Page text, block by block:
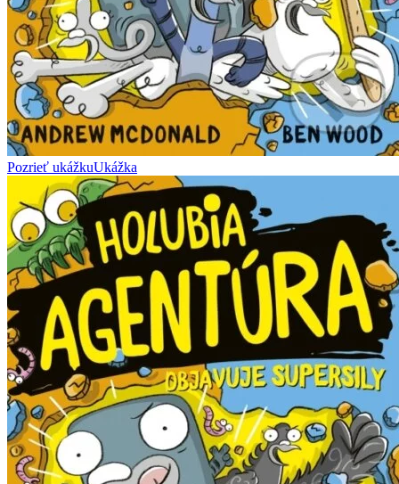
Pozrieť ukážkuUkážka